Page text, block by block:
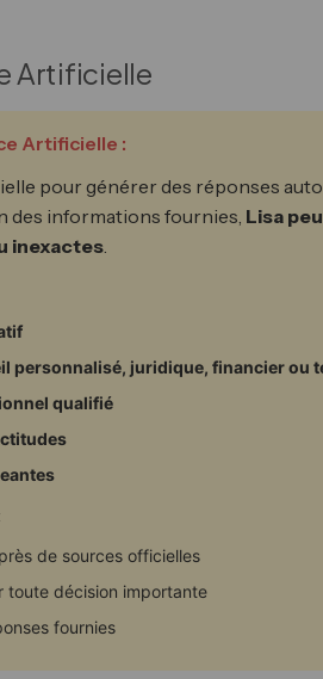
Artificielle
Artificielle :
pour générer des réponses
des informations fournies, Lisa
inexactes.
personnalisé, juridique, financier ou
qualifié
de sources officielles
toute décision importante
fournies